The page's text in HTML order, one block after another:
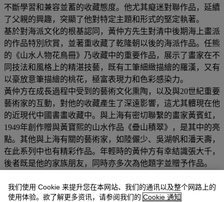
不斷學習和兼容並蓄的收藏態度。他尤其癡迷對聯作品，延續
了父親的興趣，突顯了他對特定主題和形式的堅定執著。
基於對海派文化的根基認同，黃仲方先生對清中後期海上畫派
的作品特別欣賞，並著重收藏了乾隆朝以後的海派作品。任熊
的《山水人物花鳥冊》乃收藏中的重要作品，展示了畫家在不
同技法和風格上的精湛技藝，既有工筆細緻描繪的羅漢，又有
以豪放意筆描繪的桃花，極富表現力和色彩感染力。
黃仲方在成長過程中受到的藝術文化熏陶，以及與20世紀重要
藝術家的互動，對他的收藏產生了深遠影響，這尤其體現在他
的近現代中國書畫收藏中。與上海有密切聯繫的畫家黃賓虹，
1949年創作贈與黃寶熙的山水作品《疊山積翠》，是其中的亮
點。其他與上海有關的藝術家，如陸儼少、吳湖帆和潘天壽，
在此系列中也有精彩作品。年輕時的黃仲方有幸結識張大千，
後者既是他的家族朋友，同時亦多次為他題字並贈予作品。
情，並慷慨分享他的專業知識和深刻理解。其一生中不吝公開
展出並出版他的藏品，旨在分享收藏的樂趣以及他系統且深入
我们使用 Cookie 来提升您在本网站、我们的通讯以及整个网路上的
使用体验。欲了解更多资讯，请参阅我们的 Cookie 通知